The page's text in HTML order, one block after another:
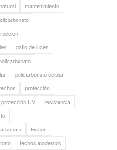
mantenimiento
patio de luces
policarbonato celular
protección
protección UV
resistencia
techos
techos modernos